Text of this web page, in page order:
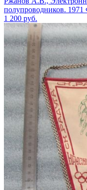
полупроводников.
1 200 руб.